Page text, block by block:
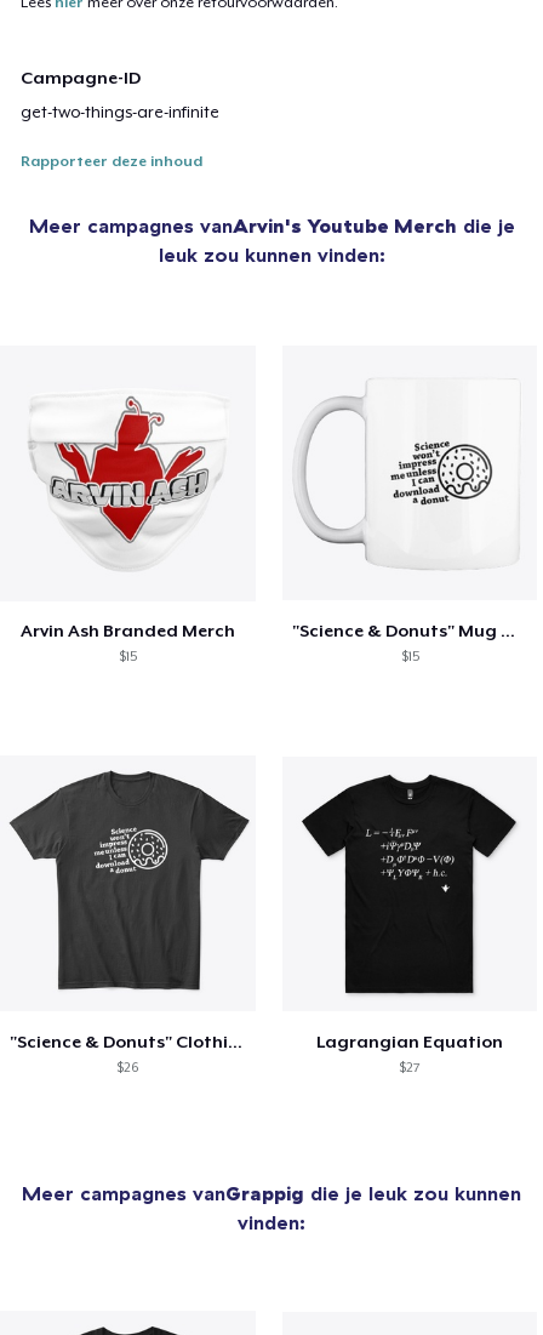
Campagne-ID
get-two-things-are-infinite
Rapporteer deze inhoud
Meer campagnes vanArvin's Youtube Merch die je
leuk zou kunnen vinden:
Arvin Ash Branded Merch
$15
"Science & Donuts" Mug White
$15
"Science & Donuts" Clothing Black
$26
Lagrangian Equation
$27
Meer campagnes vanGrappig die je leuk zou kunnen
vinden: